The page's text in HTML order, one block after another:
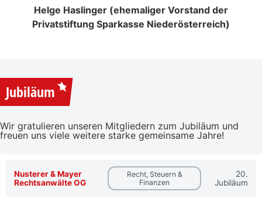
Helge Haslinger (ehemaliger Vorstand der
Privatstiftung Sparkasse Niederösterreich)
Jubiläum
Wir gratulieren unseren Mitgliedern zum Jubiläum und
freuen uns viele weitere starke gemeinsame Jahre!
Nusterer & Mayer
Rechtsanwälte OG
Recht, Steuern &
Finanzen
20.
Jubiläum